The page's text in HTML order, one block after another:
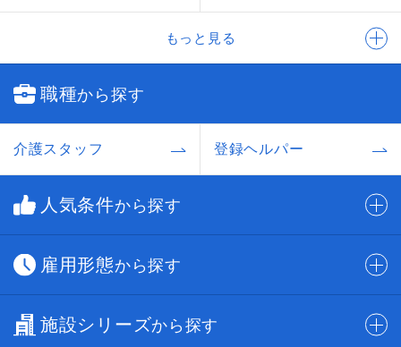
もっと見る
職種から探す
介護スタッフ 登録ヘルパー
人気条件から探す
雇用形態から探す
施設シリーズから探す